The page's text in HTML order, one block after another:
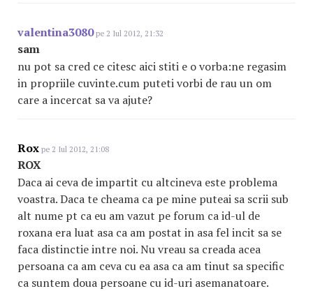
valentina3080pe 2 Iul 2012, 21:32
sam
nu pot sa cred ce citesc aici stiti e o vorba:ne regasim
in propriile cuvinte.cum puteti vorbi de rau un om
care a incercat sa va ajute?
Rox pe 2 Iul 2012, 21:08
ROX
Daca ai ceva de impartit cu altcineva este problema
voastra. Daca te cheama ca pe mine puteai sa scrii sub
alt nume pt ca eu am vazut pe forum ca id-ul de
roxana era luat asa ca am postat in asa fel incit sa se
faca distinctie intre noi. Nu vreau sa creada acea
persoana ca am ceva cu ea asa ca am tinut sa specific
ca suntem doua persoane cu id-uri asemanatoare.